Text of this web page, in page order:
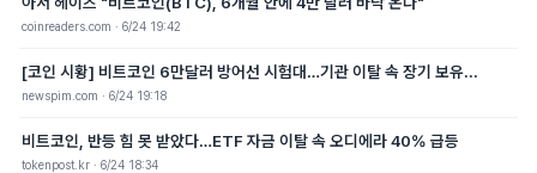
coinreaders.com · 6/24 19:42
[코인 시황] 비트코인 6만달러 방어선 시험대…기관 이탈 속 장기 보유...
newspim.com · 6/24 19:18
비트코인, 반등 힘 못 받았다…ETF 자금 이탈 속 오디에라 40% 급등
tokenpost.kr · 6/24 18:34